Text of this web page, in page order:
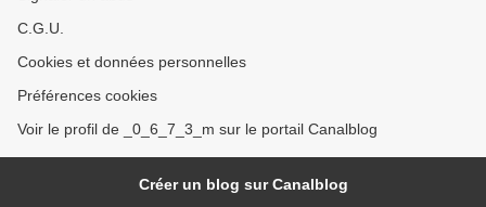
C.G.U.
Cookies et données personnelles
Préférences cookies
Voir le profil de _0_6_7_3_m sur le portail Canalblog
Créer un blog sur Canalblog